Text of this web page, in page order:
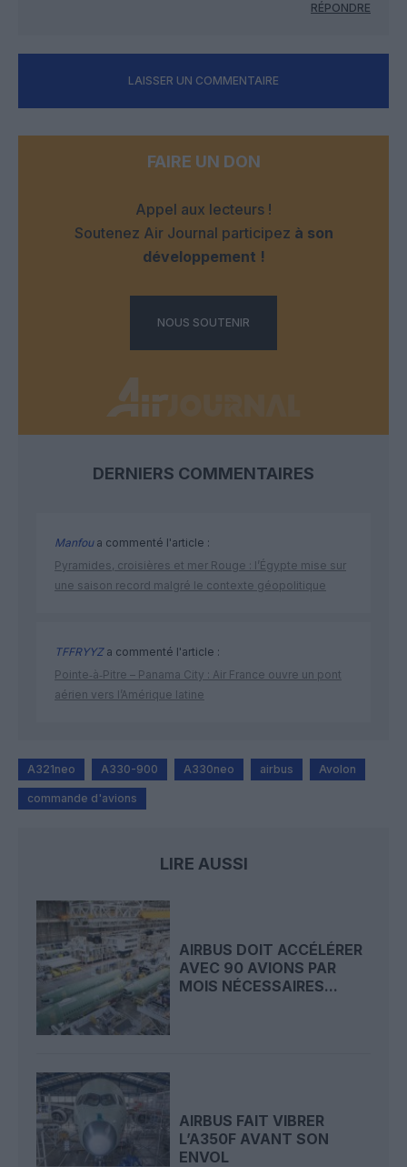
RÉPONDRE
LAISSER UN COMMENTAIRE
FAIRE UN DON
Appel aux lecteurs !
Soutenez Air Journal participez à son
développement !
NOUS SOUTENIR
DERNIERS COMMENTAIRES
Manfoua commenté l'article :
Pyramides, croisières et mer Rouge : l’Égypte mise sur
une saison record malgré le contexte géopolitique
TFFRYYZa commenté l'article :
Pointe‑à‑Pitre – Panama City : Air France ouvre un pont
aérien vers l’Amérique latine
A321neo A330-900 A330neo airbus Avolon
commande d'avions
LIRE AUSSI
AIRBUS DOIT ACCÉLÉRER
AVEC 90 AVIONS PAR
MOIS NÉCESSAIRES...
AIRBUS FAIT VIBRER
L’A350F AVANT SON
ENVOL